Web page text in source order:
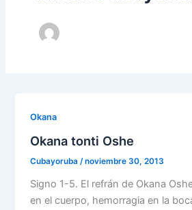
Okana
Okana tonti Oshe
Cubayoruba/noviembre 30, 2013
Signo 1-5. El refrán de Okana
en el cuerpo, hemorragia en la